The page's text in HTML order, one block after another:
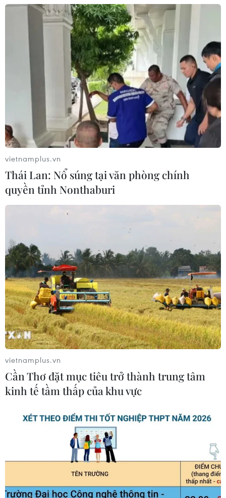
Phát hiện, quy tập được 256 bộ hài cốt liệt sỹ tại
Công viên Lê Thị Riêng
10/08/2026 12:07
Thành phố Hồ Chí Minh bắn pháo hoa tại 7 điểm
Quy định nguyên tắc hoạt động của Ban Chỉ đạo
Trung ương phòng, chống ma túy
10/08/2026 12:00
Đẩy nhanh tiến độ cao tốc CT.07 đoạn Hà Nội-Thái
vietnamplus.vn
Thái Lan: Nổ súng tại văn phòng chính
quyền tỉnh Nonthaburi
vietnamplus.vn
Cần Thơ đặt mục tiêu trở thành trung tâm
kinh tế tầm thấp của khu vực